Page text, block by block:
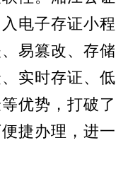
电子存证小程
易篡改、存储
实时存证、低
优势，打破了
捷办理，进一